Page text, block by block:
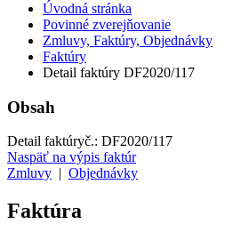
Úvodná stránka
Povinné zverejňovanie
Zmluvy, Faktúry, Objednávky
Faktúry
Detail faktúry DF2020/117
Obsah
Detail faktúryč.: DF2020/117
Naspäť na výpis faktúr
Zmluvy
Objednávky
Faktúra